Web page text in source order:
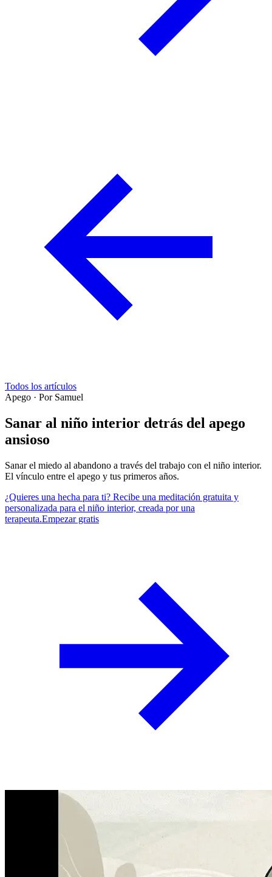
Todos los artículos
Apego · Por Samuel
Sanar al niño interior detrás del apego
ansioso
Sanar el miedo al abandono a través del trabajo con el niño interior.
El vínculo entre el apego y tus primeros años.
¿Quieres una hecha para ti? Recibe una meditación gratuita y
personalizada para el niño interior, creada por una
terapeuta.Empezar gratis